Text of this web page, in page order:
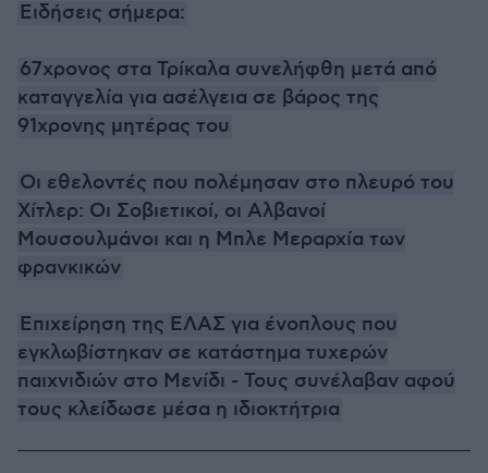
Ειδήσεις σήμερα:
67χρoνος στα Τρίκαλα συνελήφθη μετά από
καταγγελία για ασέλγεια σε βάρος της
91χρονης μητέρας του
Οι εθελοντές που πολέμησαν στο πλευρό του
Χίτλερ: Οι Σοβιετικοί, οι Αλβανοί
Μουσουλμάνοι και η Μπλε Μεραρχία των
φρανκικών
Επιχείρηση της ΕΛΑΣ για ένοπλους που
εγκλωβίστηκαν σε κατάστημα τυχερών
παιχνιδιών στο Μενίδι - Τους συνέλαβαν αφού
τους κλείδωσε μέσα η ιδιοκτήτρια